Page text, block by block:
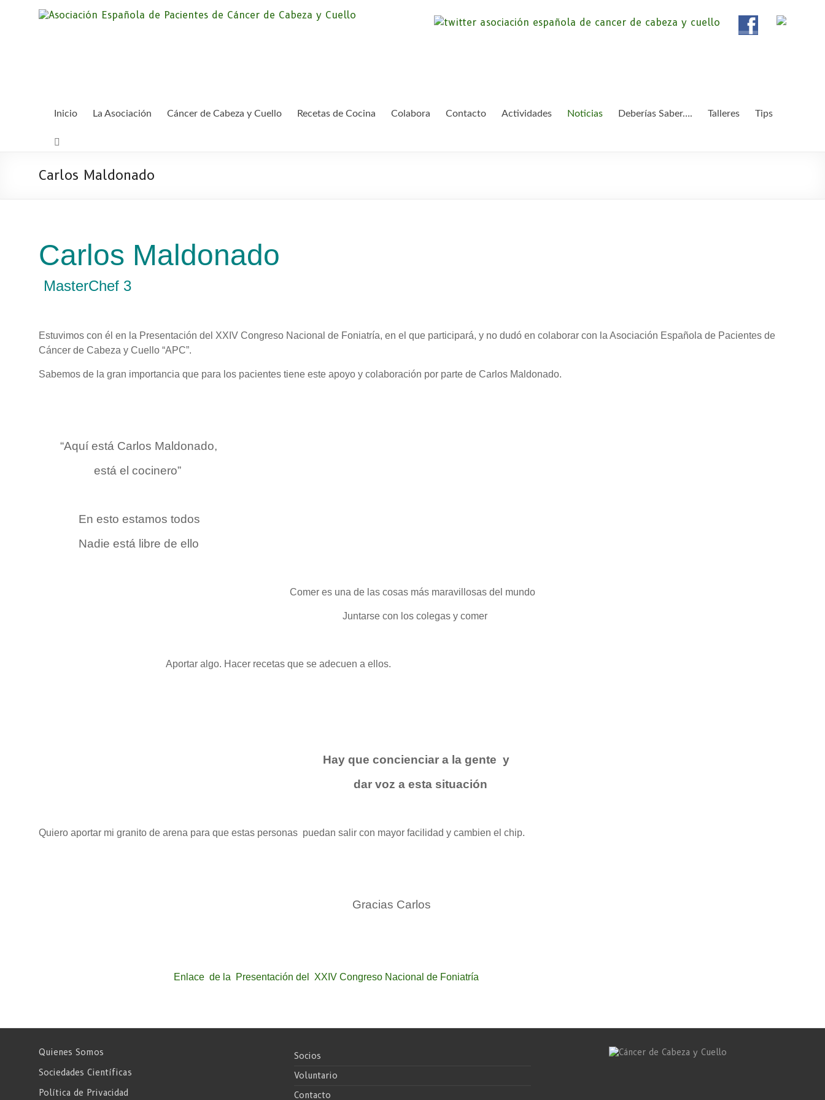
Asociación Española de Pacientes de
Somos la Asociación Española de Pacientes de Cáncer de Cabeza y cuello «APC», una
asociación sin animo de lucro que pretendemos apoyar a pacientes y familiares.
Inicio La Asociación Cáncer de Cabeza y Cuello Recetas de Cocina Colabora Contacto Actividades Noticias Deberías Saber…. Talleres Tips
Carlos Maldonado
Carlos Maldonado
MasterChef 3
Estuvimos con él en la Presentación del XXIV Congreso Nacional de Foniatría, en el que participará, y no dudó en colaborar con la Asociación Española de Pacientes de
Cáncer de Cabeza y Cuello “APC”.
Sabemos de la gran importancia que para los pacientes tiene este apoyo y colaboración por parte de Carlos Maldonado.
“Aquí está Carlos Maldonado,
está el cocinero”
En esto estamos todos
Nadie está libre de ello
Comer es una de las cosas más maravillosas del mundo
Juntarse con los colegas y comer
Aportar algo. Hacer recetas que se adecuen a ellos.
Hay que concienciar a la gente y
dar voz a esta situación
Quiero aportar mi granito de arena para que estas personas puedan salir con mayor facilidad y cambien el chip.
Gracias Carlos
Enlace de la Presentación del XXIV Congreso Nacional de Foniatría
Quienes Somos
Sociedades Científicas
Política de Privacidad
Socios
Voluntario
Contacto